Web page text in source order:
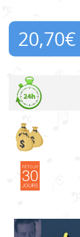
20,70€